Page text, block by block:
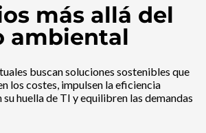
más allá del
ambiental
buscan soluciones sostenibles que
los costes, impulsen la eficiencia
huella de TI y equilibren las demandas